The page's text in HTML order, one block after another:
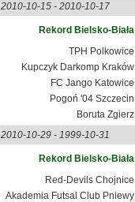
2010-10-15 - 2010-10-17
Rekord Bielsko-Biała
TPH Polkowice
Kupczyk Darkomp Kraków
FC Jango Katowice
Pogoń '04 Szczecin
Boruta Zgierz
2010-10-29 - 1999-10-31
Rekord Bielsko-Biała
Red-Devils Chojnice
Akademia Futsal Club Pniewy